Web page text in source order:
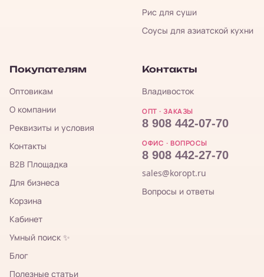
Рис для суши
Соусы для азиатской кухни
Покупателям
Оптовикам
О компании
Реквизиты и условия
Контакты
B2B Площадка
Для бизнеса
Корзина
Кабинет
Умный поиск ✨
Блог
Полезные статьи
Контакты
Владивосток
ОПТ · ЗАКАЗЫ
8 908 442-07-70
ОФИС · ВОПРОСЫ
8 908 442-27-70
sales@koropt.ru
Вопросы и ответы